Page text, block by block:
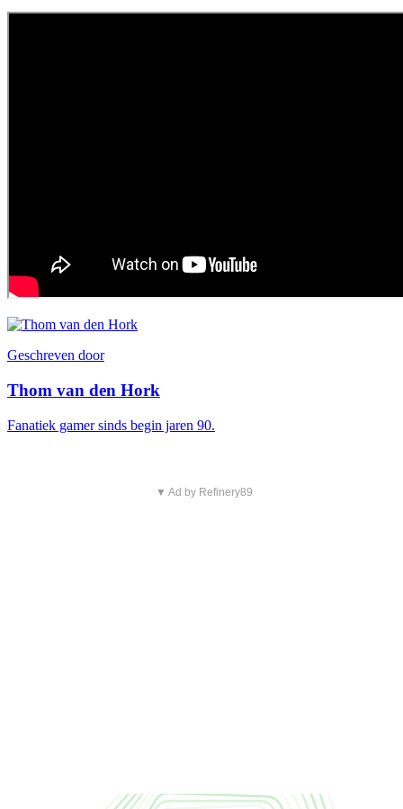
Geschreven door
Thom van den Hork
Fanatiek gamer sinds begin jaren 90.
▼ Ad by Refinery89